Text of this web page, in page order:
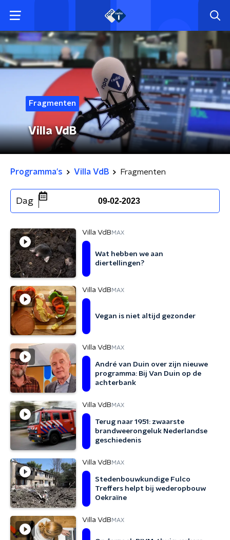
Fragmenten
Villa VdB
Programma's Villa VdB Fragmenten
Dag 09-02-2023
Villa VdB MAX
Wat hebben we aan
diertellingen?
Villa VdB MAX
Vegan is niet altijd gezonder
Villa VdB MAX
André van Duin over zijn nieuwe
programma: Bij Van Duin op de
achterbank
Villa VdB MAX
Terug naar 1951: zwaarste
brandweerongeluk Nederlandse
geschiedenis
Villa VdB MAX
Stedenbouwkundige Fulco
Treffers helpt bij wederopbouw
Oekraïne
Villa VdB MAX